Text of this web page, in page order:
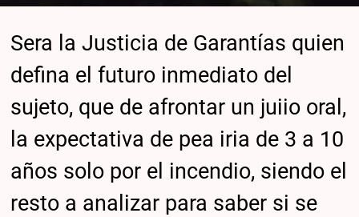
Sera la Justicia de Garantías quien
defina el futuro inmediato del
sujeto, que de afrontar un juiio oral,
la expectativa de pea iria de 3 a 10
años solo por el incendio, siendo el
resto a analizar para saber si se